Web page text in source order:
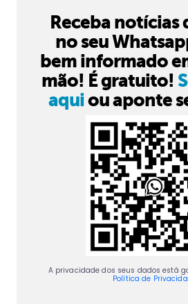
Receba notícias
no seu
bem informado
mão! É gratuito!
aquiou aponte
A privacidade dos seus dados está
Política de